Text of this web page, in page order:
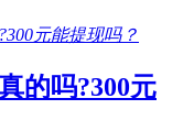
的吗?300元